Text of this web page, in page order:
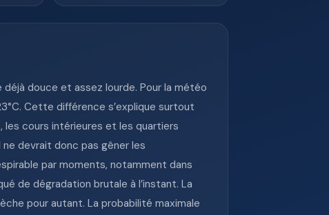
déjà douce et assez lourde. Pour la météo
Cette différence s’explique surtout
les cours intérieures et les quartiers
devrait donc pas gêner les
par moments, notamment dans
de dégradation brutale à l’instant. La
pour autant. La probabilité maximale